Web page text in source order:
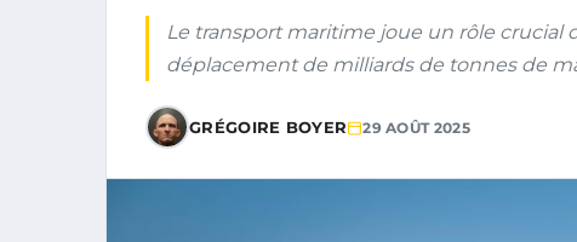
Le transport maritime joue un rôle crucial
déplacement de milliards de tonnes de
GRÉGOIRE BOYER 29 AOÛT 2025